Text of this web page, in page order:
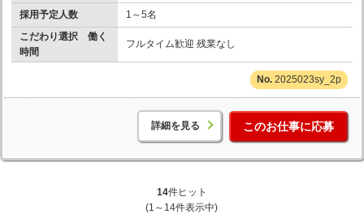
採用予定人数
1～5名
こだわり選択 働く
時間
フルタイム歓迎 残業なし
2025023sy_2p
詳細を見る このお仕事に応募
14件ヒット
(1～14件表示中)